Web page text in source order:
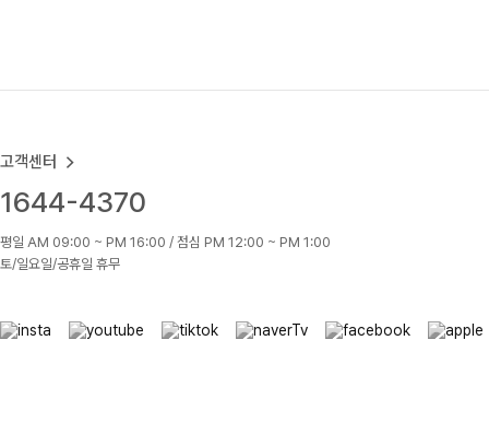
고객센터
1644-4370
평일 AM 09:00 ~ PM 16:00 / 점심 PM 12:00 ~ PM 1:00
토/일요일/공휴일 휴무